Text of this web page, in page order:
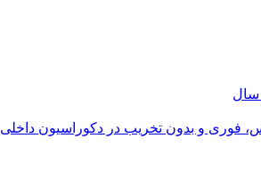
فوری و بدون تخریب در دکوراسیون داخلی